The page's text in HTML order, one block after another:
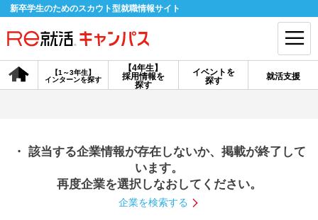
新卒学生のためのスカウト型就職情報サイト
【4年生】
採用情報を
探す
【1～3年生】
インターンを探す
イベントを
探す
就活支援
会員登録 ログイン
探す
【4年生】
説明会を探す
・ 該当する企業情報が存在しないか、掲載が終了して
います。
再度企業を選択しなおしてください。
企業を検索する